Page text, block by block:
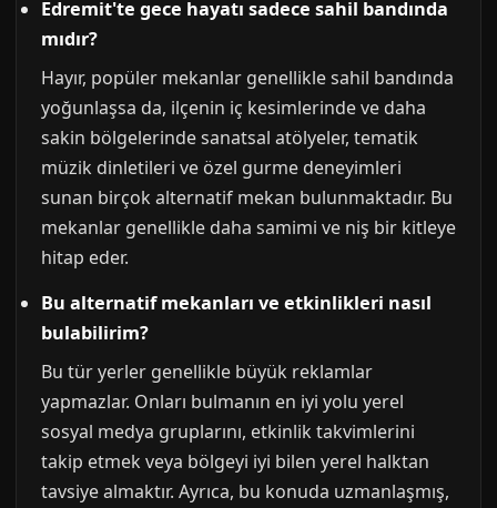
Edremit'te gece hayatı sadece sahil bandında
mıdır?
Hayır, popüler mekanlar genellikle sahil bandında
yoğunlaşsa da, ilçenin iç kesimlerinde ve daha
sakin bölgelerinde sanatsal atölyeler, tematik
müzik dinletileri ve özel gurme deneyimleri
sunan birçok alternatif mekan bulunmaktadır. Bu
mekanlar genellikle daha samimi ve niş bir kitleye
hitap eder.
Bu alternatif mekanları ve etkinlikleri nasıl
bulabilirim?
Bu tür yerler genellikle büyük reklamlar
yapmazlar. Onları bulmanın en iyi yolu yerel
sosyal medya gruplarını, etkinlik takvimlerini
takip etmek veya bölgeyi iyi bilen yerel halktan
tavsiye almaktır. Ayrıca, bu konuda uzmanlaşmış,